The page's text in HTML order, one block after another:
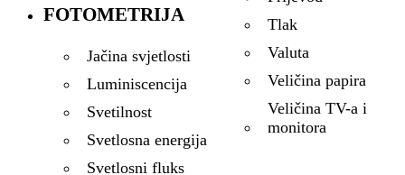
FOTOMETRIJA
Jačina svjetlosti
Luminiscencija
Svetilnost
Svetlosna energija
Svetlosni fluks
Tlak
Valuta
Veličina papira
Veličina TV-a i
monitora